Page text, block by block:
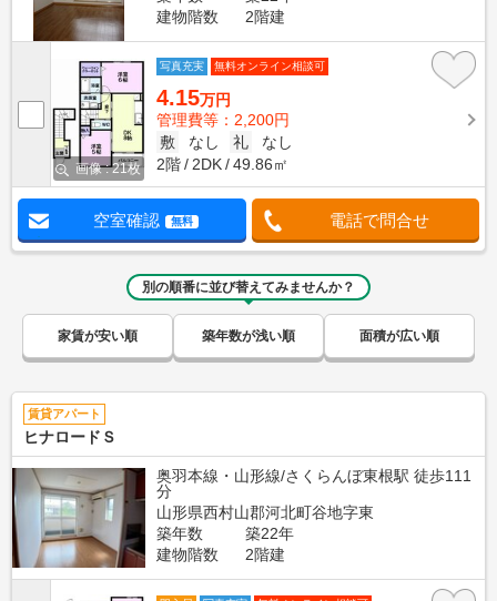
建物階数
2階建
画像 : 21枚
写真充実 無料オンライン相談可
4.15万円
管理費等：2,200円
敷
なし 礼
なし
2階
2DK 49.86㎡
空室確認 無料 電話で問合せ
別の順番に並び替えてみませんか？
家賃が安い順 築年数が浅い順 面積が広い順
賃貸アパート
ヒナロードＳ
奥羽本線・山形線/さくらんぼ東根駅 徒歩111
分
山形県西村山郡河北町谷地字東
築年数
築22年
建物階数
2階建